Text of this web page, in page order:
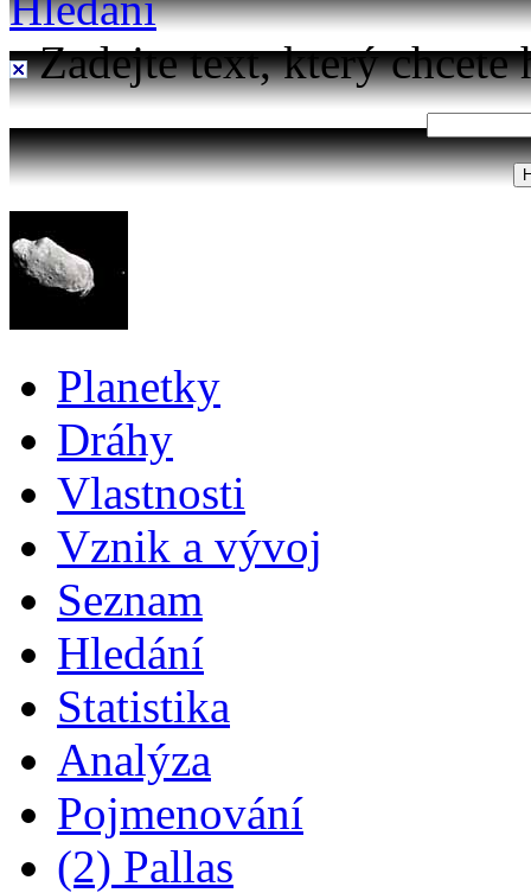
Zadejte text, který chcete
Planetky
Dráhy
Vlastnosti
Vznik a vývoj
Seznam
Hledání
Statistika
Analýza
Pojmenování
(2) Pallas